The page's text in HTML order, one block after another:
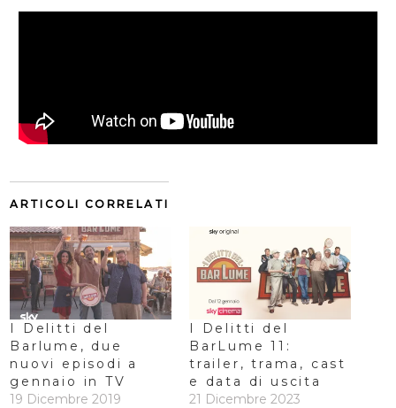
ARTICOLI CORRELATI
I Delitti del
Barlume, due
nuovi episodi a
gennaio in TV
19 Dicembre 2019
I Delitti del
BarLume 11:
trailer, trama, cast
e data di uscita
21 Dicembre 2023